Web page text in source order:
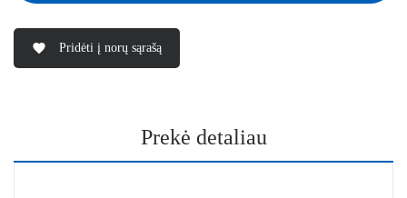
favorite Pridėti į norų sąrašą
Prekė detaliau